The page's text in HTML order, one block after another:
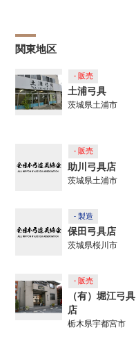
関東地区
- 販売
土浦弓具
茨城県土浦市
- 販売
助川弓具店
茨城県土浦市
- 製造
保田弓具店
茨城県桜川市
- 販売
（有）堀江弓具
店
栃木県宇都宮市